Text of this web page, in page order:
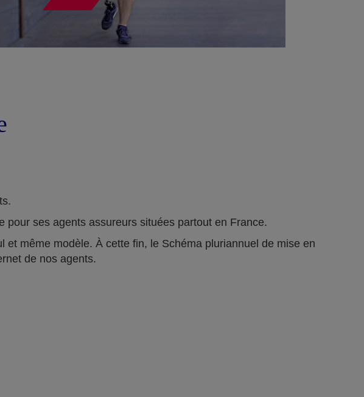
ses agents assureurs situées partout en France.
même modèle. À cette fin, le Schéma pluriannuel de mise en
de nos agents.